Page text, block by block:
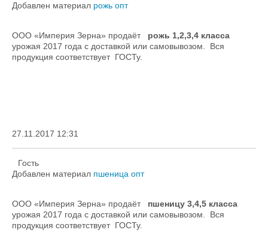
Добавлен материал рожь опт
ООО «Империя Зерна» продаёт рожь 1,2,3,4 класса
урожая 2017 года с доставкой или самовывозом. Вся
продукция соответствует ГОСТу.
27.11.2017 12:31
Гость
Добавлен материал пшеница опт
ООО «Империя Зерна» продаёт пшеницу 3,4,5 класса
урожая 2017 года с доставкой или самовывозом. Вся
продукция соответствует ГОСТу.